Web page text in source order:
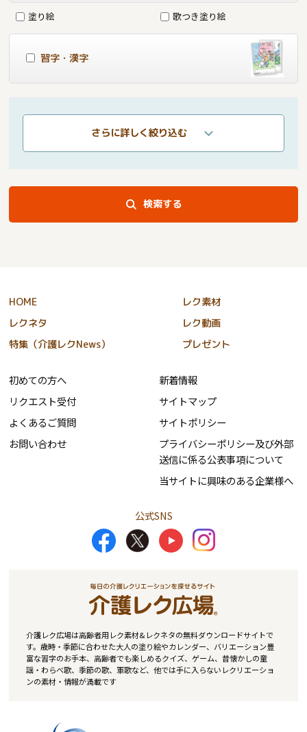
塗り絵 歌つき塗り絵
習字・漢字
さらに詳しく絞り込む
検索する
HOME
レク素材
レクネタ
レク動画
特集（介護レクNews）
プレゼント
初めての方へ
リクエスト受付
よくあるご質問
お問い合わせ
新着情報
サイトマップ
サイトポリシー
プライバシーポリシー及び外部
送信に係る公表事項について
当サイトに興味のある企業様へ
公式SNS
介護レク広場は高齢者用レク素材&レクネタの無料ダウンロードサイトで
す。歳時・季節に合わせた大人の塗り絵やカレンダー、バリエーション豊
富な習字のお手本、高齢者でも楽しめるクイズ、ゲーム、昔懐かしの童
謡・わらべ歌、季節の歌、軍歌など、他では手に入らないレクリエーショ
ンの素材・情報が満載です